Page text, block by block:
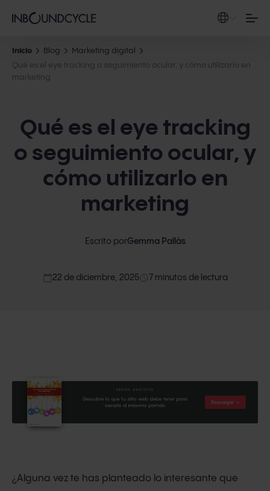
Inicio Blog
Marketing digital
Qué es el eye tracking o seguimiento ocular, y cómo utilizarlo en
marketing
Qué es el eye tracking
o seguimiento ocular, y
cómo utilizarlo en
marketing
Escrito porGemma Pallàs
access_time 7 minutos de lectura
22 de diciembre, 2025
¿Alguna vez te has planteado lo interesante que